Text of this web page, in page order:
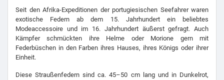
Seit den Afrika-Expeditionen der portugiesischen Seefahrer waren
exotische Federn ab dem 15. Jahrhundert ein beliebtes
Modeaccessoire und im 16. Jahrhundert äußerst gefragt. Auch
Kämpfer schmückten ihre Helme oder Morione gern mit
Federbüschen in den Farben ihres Hauses, ihres Königs oder ihrer
Einheit.
Diese Straußenfedern sind ca. 45–50 cm lang und in Dunkelrot,